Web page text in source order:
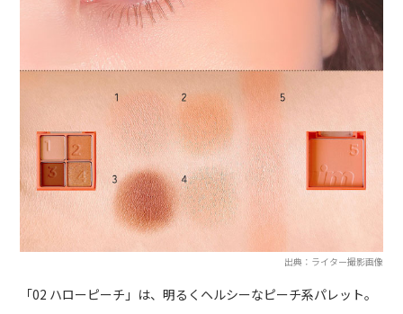
出典：ライター撮影画像
「02 ハローピーチ」は、明るくヘルシーなピーチ系パレット。